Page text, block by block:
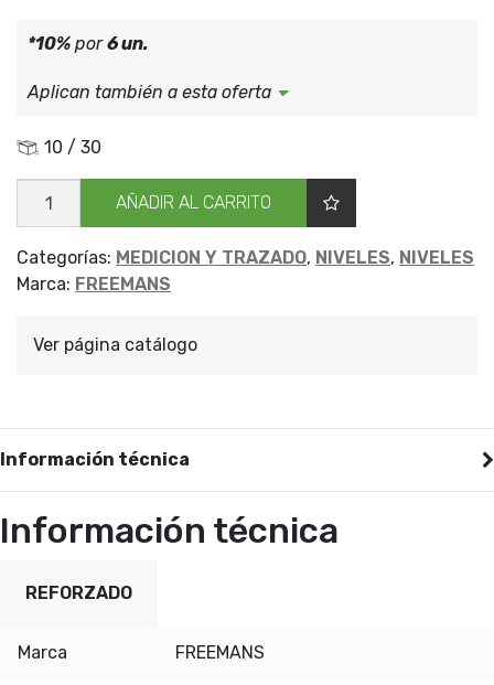
*10% por6 un.
Aplican también a esta oferta
10 / 30
NIVEL
ALUM/REFOR
FREEMANS
cantidad
AÑADIR AL CARRITO
Categorías: MEDICION Y TRAZADO, NIVELES, NIVELES
Marca: FREEMANS
Ver página catálogo
Información técnica
Información técnica
REFORZADO
Marca FREEMANS